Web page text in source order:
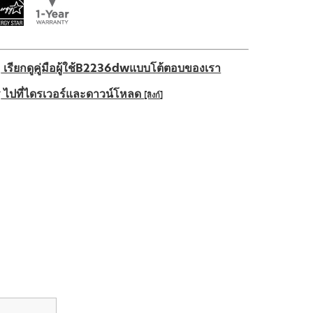
เรียกดูคู่มือผู้ใช้B2236dwแบบโต้ตอบของเรา
ไปที่ไดรเวอร์และดาวน์โหลด [ลิงก์]